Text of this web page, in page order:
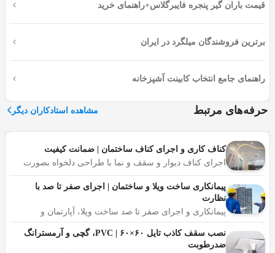
چگونه با ما تماس بگیرید؟
و درخواست خود را بصورت آنلاین ثبت کنید تا در کمترین زمان
با شما تماس گرفته شود.
شاید برای خیلی­ها سؤال باشد که چه تعریفی از سنگ ­کاری
وجود دارد؟! در ادامه با تعریفی از سنگ‌ کاری به انواع آن و
عوامل مؤثر بر قیمت سنگ‌کاری می­پردازیم.
سنگ‌ کاری چیست؟
به شکل دادن قطعات سنگی برای ساخت‌وسازهای ساختمانی
و یا حتی ساختن آرایه، سنگ ‌کاری گفته می­شود. قطعات سنگی
قیمت باران گیر پنجره فایبرگلاس+راهنمای خرید
برترین فروشندگان میلگرد در ایران
راهنمای جامع انتخاب کابینت آشپزخانه
حرفه‌های مرتبط مشاهده استادکاران دیگر
کناف کاری و اجرای کناف ساختمان | ضمانت کیفیت
اجرای کناف دیوار و سقف و نما با طراحی دلخواه بصورت
حرفه ای، مصالح درجه یک و ضمانت کیفیت کار
پیمانکاری ساخت ویلا و ساختمان | اجرای صفر تا صد با
نظارت
پیمانکاری و اجرای صفر تا صد ساخت ویلا، آپارتمان و
ساختمان مسکونی، طراحی، اخذ مجوز، اسکلت تا نما،
مشاوره رایگان، تحویل کلید
نصب سقف کاذب تایل ۶۰×۶۰ | PVC، گچی و آرمسترانگ
ضدرطوبت